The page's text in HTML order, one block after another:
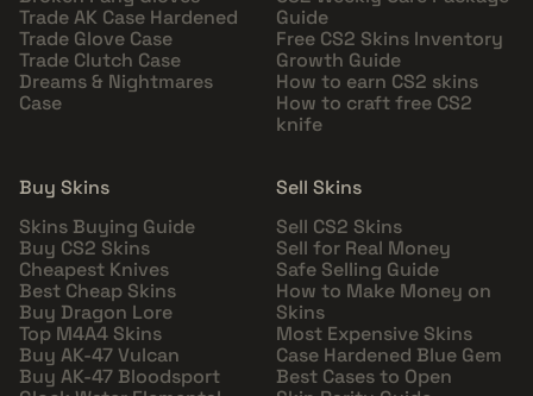
Trade AK Case Hardened
Trade Glove Case
Trade Clutch Case
Dreams & Nightmares
Case
Guide
Free CS2 Skins Inventory
Growth Guide
How to earn CS2 skins
How to craft free CS2
knife
Buy Skins
Skins Buying Guide
Buy CS2 Skins
Cheapest Knives
Best Cheap Skins
Buy Dragon Lore
Top M4A4 Skins
Buy AK-47 Vulcan
Buy AK-47 Bloodsport
Sell Skins
Sell CS2 Skins
Sell for Real Money
Safe Selling Guide
How to Make Money on
Skins
Most Expensive Skins
Case Hardened Blue Gem
Best Cases to Open